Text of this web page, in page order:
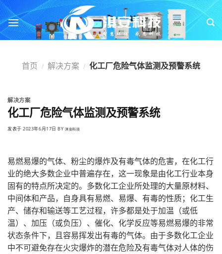
跳
转
到
内
首页 / 解决方案 / 化工厂危险气体监测及预警系统
解决方案
化工厂危险气体监测及预警系统
发表于2023年6月17日 BY淇安科技
易燃易爆的气体、粉尘的爆炸及有毒气体的危害，在化工行
业的绝大多数企业中普遍存在，这一现象是由化工行业本身
固有的特点所决定的。多数化工企业所处理的大量原材料、
中间体和产品，自身具有易燃、易爆、有毒的性质；化工生
产、储存和输送等工艺过程，许多都是处于加温（或低
温）、加压（或负压）、催化、化学反应等易燃易爆的非常
状态条件下，且容易挥发出有毒的气体。由于多数化工企业
中不可避免存在火灾爆炸的潜在危险及有毒气体对人体的伤